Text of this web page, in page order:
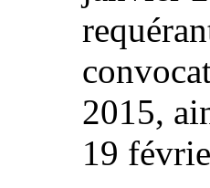
2015,
19